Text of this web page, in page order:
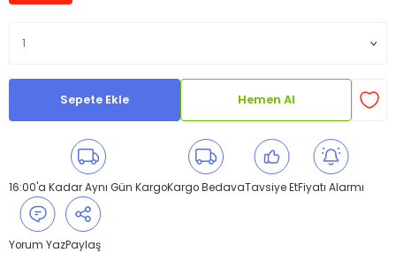
Sepete Ekle Hemen Al
16:00'a Kadar Aynı Gün KargoKargo BedavaTavsiye EtFiyatı Alarmı
Yorum YazPaylaş